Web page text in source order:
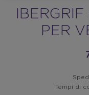
PER
Tempi di